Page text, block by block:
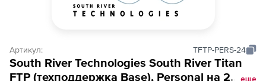
Артикул: TFTP-PERS-24
South River Technologies South River Titan
FTP (техподдержка Base), Personal на 2